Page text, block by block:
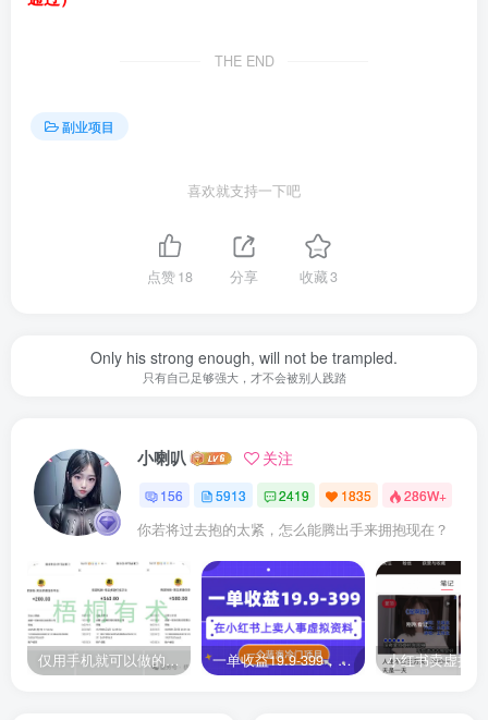
THE END
副业项目
喜欢就支持一下吧
点赞18 分享 收藏3
Only his strong enough, will not be trampled.
只有自己足够强大，才不会被别人践踏
小喇叭 关注
156 5913 2419 1835 286W+
你若将过去抱的太紧，怎么能腾出手来拥抱现在？
仅用手机就可以做的小项目，当天就能见钱，每天100-300 一单收益19.9-399，一个蓝海冷门项目，在小红书上卖人事虚拟资料